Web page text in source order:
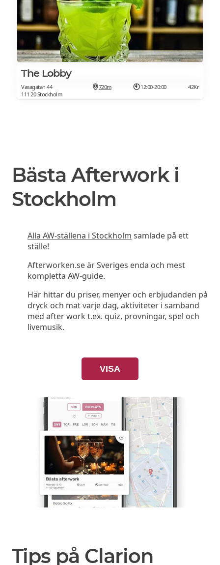
The Lobby
Vasagatan 44
111 20 Stockholm
720m 12:00-20:00 42Kr
Bästa Afterwork i
Stockholm
Alla AW-ställena i Stockholm samlade på ett
ställe!
Afterworken.se är Sveriges enda och mest
kompletta AW-guide.
Här hittar du priser, menyer och erbjudanden på
dryck och mat varje dag, aktiviteter i samband
med after work t.ex. quiz, provningar, spel och
livemusik.
VISA
Tips på Clarion